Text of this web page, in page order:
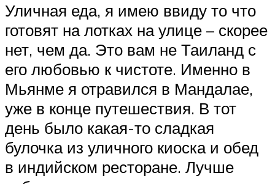
Уличная еда, я имею ввиду то что
готовят на лотках на улице – скорее
нет, чем да. Это вам не Таиланд с
его любовью к чистоте. Именно в
Мьянме я отравился в Мандалае,
уже в конце путешествия. В тот
день было какая-то сладкая
булочка из уличного киоска и обед
в индийском ресторане. Лучше